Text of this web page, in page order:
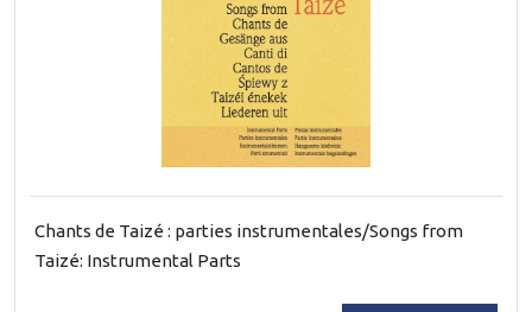
Chants de Taizé : parties instrumentales/Songs from
Taizé: Instrumental Parts